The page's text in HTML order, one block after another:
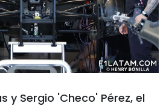
y Sergio 'Checo' Pérez, el